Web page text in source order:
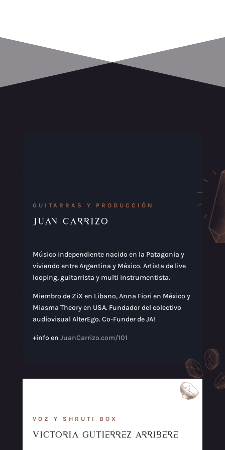
GUITARRAS Y PRODUCCIÓN
Juan Carrizo
Músico independiente nacido en la Patagonia y
viviendo entre Argentina y México. Artista de live
looping, guitarrista y multi instrumentista.
Miembro de ZiX en Libano, Anna Fiori en México y
Miasma Theory en USA. Fundador del colectivo
audiovisual AlterEgo. Co-Funder de JA!
+info en JuanCarrizo.com/101
VOZ Y SHRUTI BOX
Victoria Gutierrez Arribere